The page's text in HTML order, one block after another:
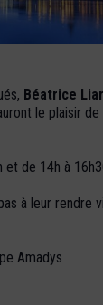
Béatrice
le plaisir
et de 14h à
à leur rendre
Amadys